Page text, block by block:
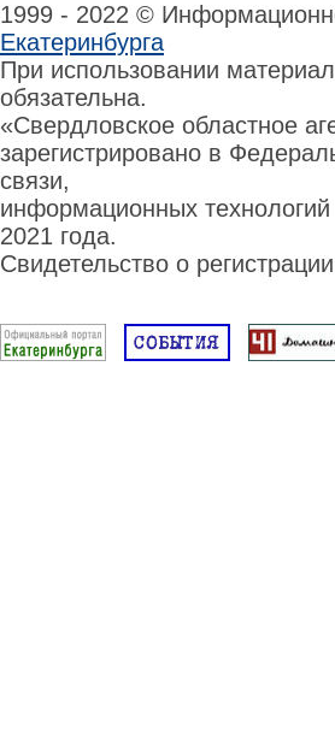
1999 - 2022 ©
Екатеринбурга
При использовании
обязательна.
«Свердловское областное
зарегистрировано в
связи,
информационных
2021 года.
Свидетельство о